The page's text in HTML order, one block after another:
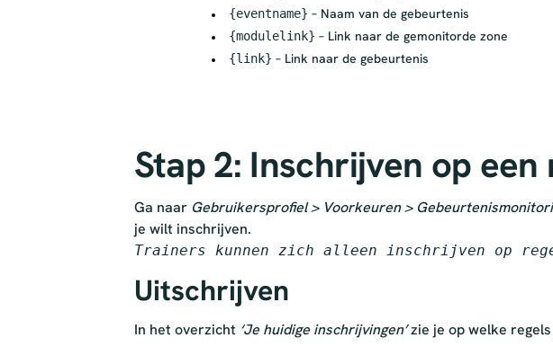
{eventname} – Naam van de gebeurtenis
{modulelink} – Link naar de gemonitorde zone
{link} – Link naar de gebeurtenis
Stap 2: Inschrijven op een
Ga naar Gebruikersprofiel > Voorkeuren >
je wilt inschrijven.
Trainers kunnen zich alleen inschrijven op
Uitschrijven
In het overzicht ‘Je huidige inschrijvingen’zie je op welke